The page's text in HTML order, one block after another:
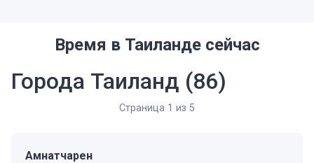
Время в Таиланде сейчас
Города Таиланд (86)
Страница 1 из 5
Амнатчарен